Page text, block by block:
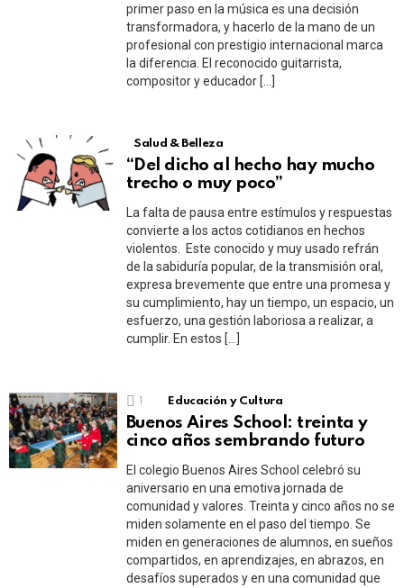
primer paso en la música es una decisión
transformadora, y hacerlo de la mano de un
profesional con prestigio internacional marca
la diferencia. El reconocido guitarrista,
compositor y educador […]
Salud & Belleza
“Del dicho al hecho hay mucho
trecho o muy poco”
La falta de pausa entre estímulos y respuestas
convierte a los actos cotidianos en hechos
violentos. Este conocido y muy usado refrán
de la sabiduría popular, de la transmisión oral,
expresa brevemente que entre una promesa y
su cumplimiento, hay un tiempo, un espacio, un
esfuerzo, una gestión laboriosa a realizar, a
cumplir. En estos […]
Educación y Cultura
Buenos Aires School: treinta y
cinco años sembrando futuro
El colegio Buenos Aires School celebró su
aniversario en una emotiva jornada de
comunidad y valores. Treinta y cinco años no se
miden solamente en el paso del tiempo. Se
miden en generaciones de alumnos, en sueños
compartidos, en aprendizajes, en abrazos, en
desafíos superados y en una comunidad que